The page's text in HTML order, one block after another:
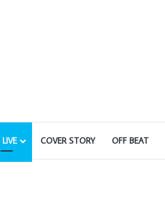
COVER STORY OFF BEAT